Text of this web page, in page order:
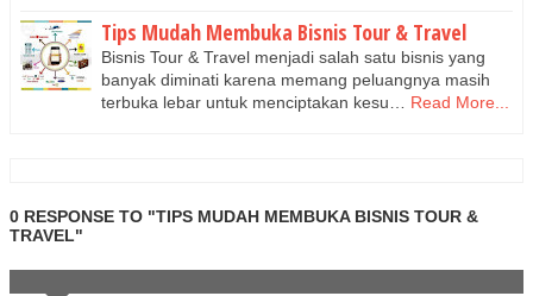
Tips Mudah Membuka Bisnis Tour & Travel
Bisnis Tour & Travel menjadi salah satu bisnis yang
banyak diminati karena memang peluangnya masih
terbuka lebar untuk menciptakan kesu…
Read More...
0 RESPONSE TO "TIPS MUDAH MEMBUKA BISNIS TOUR &
TRAVEL"